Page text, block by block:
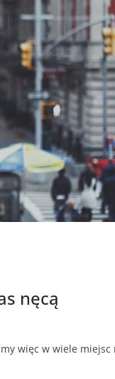
nęcą
więc w wiele miejsc